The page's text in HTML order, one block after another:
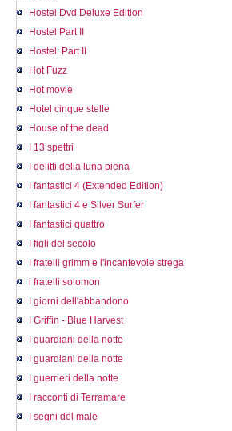
Hostel Dvd Deluxe Edition
Hostel Part II
Hostel: Part II
Hot Fuzz
Hot movie
Hotel cinque stelle
House of the dead
I 13 spettri
I delitti della luna piena
I fantastici 4 (Extended Edition)
I fantastici 4 e Silver Surfer
I fantastici quattro
I figli del secolo
I fratelli grimm e l'incantevole strega
i fratelli solomon
I giorni dell'abbandono
I Griffin - Blue Harvest
I guardiani della notte
I guardiani della notte
I guerrieri della notte
I racconti di Terramare
I segni del male